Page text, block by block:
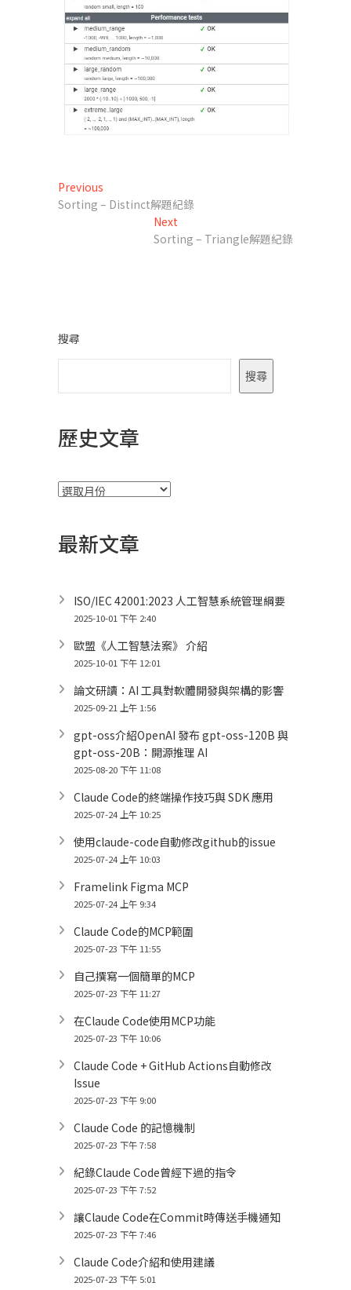
文
章
Previous
post:
Sorting – Distinct解題紀錄
Next
post:
Sorting – Triangle解題紀錄
搜尋
搜尋
歷史文章
彙
最新文章
ISO/IEC 42001:2023 人工智慧系統管理綱要
2025-10-01 下午 2:40
歐盟《人工智慧法案》 介紹
2025-10-01 下午 12:01
論文研讀：AI 工具對軟體開發與架構的影響
2025-09-21 上午 1:56
gpt-oss介紹OpenAI 發布 gpt-oss-120B 與
gpt-oss-20B：開源推理 AI
2025-08-20 下午 11:08
Claude Code的終端操作技巧與 SDK 應用
2025-07-24 上午 10:25
使用claude-code自動修改github的issue
2025-07-24 上午 10:03
Framelink Figma MCP
2025-07-24 上午 9:34
Claude Code的MCP範圍
2025-07-23 下午 11:55
自己撰寫一個簡單的MCP
2025-07-23 下午 11:27
在Claude Code使用MCP功能
2025-07-23 下午 10:06
Claude Code + GitHub Actions自動修改
Issue
2025-07-23 下午 9:00
Claude Code 的記憶機制
2025-07-23 下午 7:58
紀錄Claude Code曾經下過的指令
2025-07-23 下午 7:52
讓Claude Code在Commit時傳送手機通知
2025-07-23 下午 7:46
Claude Code介紹和使用建議
2025-07-23 下午 5:01